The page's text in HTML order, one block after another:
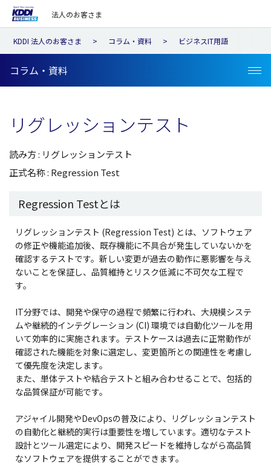
法人のお客さま
KDDI 法人のお客さま コラム・資料 ビジネスIT用語
コラム・資料
リグレッションテスト
読み方 : リグレッションテスト
正式名称 : Regression Test
Regression Testとは
リグレッションテスト (Regression Test) とは、ソフトウェア
の修正や機能追加後、既存機能に不具合が発生していないかを
確認するテストです。新しい変更が過去の動作に悪影響を与え
ないことを保証し、品質維持とリスク低減に不可欠な工程で
す。
IT分野では、開発や保守の過程で頻繁に行われ、大規模システ
ムや継続的インテグレーション (CI) 環境では自動化ツールを用
いて効率的に実施されます。テストケースは過去に正常動作が
確認された機能を対象に選定し、変更箇所との関連性を考慮し
て優先度を決定します。
また、単体テストや結合テストと組み合わせることで、包括的
な品質保証が可能です。
アジャイル開発やDevOpsの普及により、リグレッションテスト
の自動化と継続的実行は重要性を増しています。適切なテスト
設計とツール選定により、開発スピードを維持しながら高品質
なソフトウェアを提供することができます。